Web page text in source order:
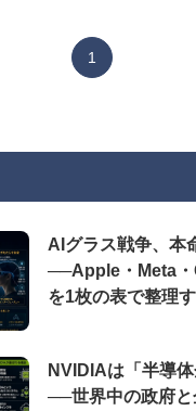
1
AIグラス戦争、本
──Apple・Meta
を1枚の表で整理
NVIDIAは「半導
──世界中の政府と